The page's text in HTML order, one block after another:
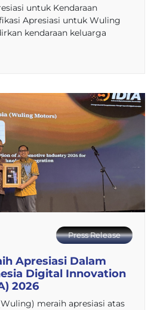
untuk Kendaraan
Apresiasi untuk Wuling
kendaraan keluarga
Press Release
Apresiasi Dalam
Digital Innovation
2026
meraih apresiasi atas